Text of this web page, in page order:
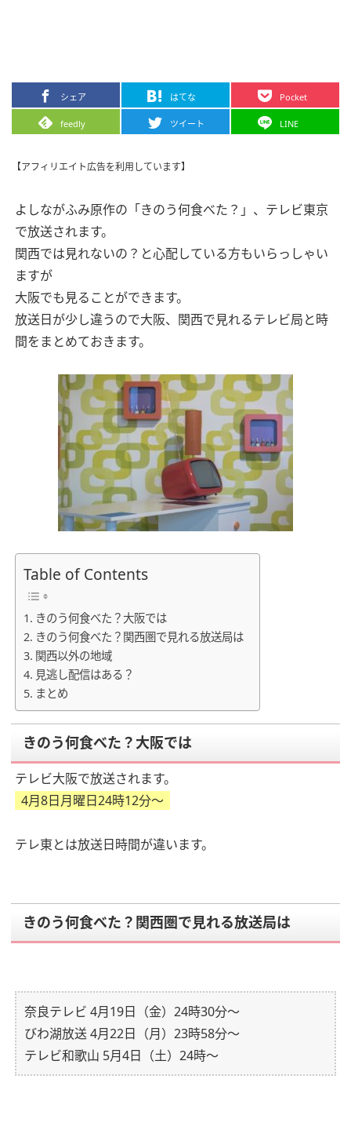
シェア はてな Pocket
feedly ツイート LINE
【アフィリエイト広告を利用しています】
よしながふみ原作の「きのう何食べた？」、テレビ東京
で放送されます。
関西では見れないの？と心配している方もいらっしゃい
ますが
大阪でも見ることができます。
放送日が少し違うので大阪、関西で見れるテレビ局と時
間をまとめておきます。
Table of Contents
きのう何食べた？大阪では
きのう何食べた？関西圏で見れる放送局は
関西以外の地域
見逃し配信はある？
まとめ
きのう何食べた？大阪では
テレビ大阪で放送されます。
4月8日月曜日24時12分～
テレ東とは放送日時間が違います。
きのう何食べた？関西圏で見れる放送局は
奈良テレビ 4月19日（金）24時30分～
びわ湖放送 4月22日（月）23時58分～
テレビ和歌山 5月4日（土）24時～